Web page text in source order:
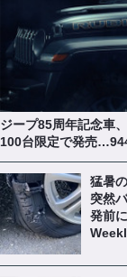
ジープ85周年記念車
100台限定で発売
猛暑
突然
発前